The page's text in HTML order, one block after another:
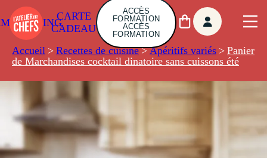
CARTE
CADEAU
ACCÈS
FORMATION
ACCÈS
FORMATION
Accueil > Recettes de cuisine > Apéritifs variés > Panier
de Marchandises cocktail dinatoire sans cuissons été